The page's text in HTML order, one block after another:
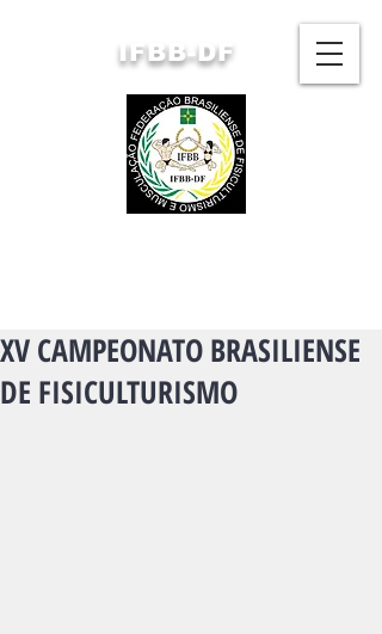
IFBB-DF
XV CAMPEONATO BRASILIENSE
DE FISICULTURISMO